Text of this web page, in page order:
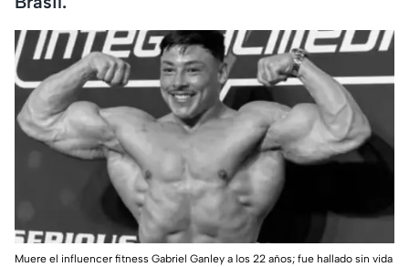
Muere el influencer fitness Gabriel Ganley a los 22 años; fue hallado sin vida